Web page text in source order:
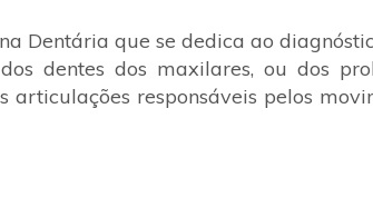
Dentária que se dedica ao
dentes dos maxilares, ou dos
articulações responsáveis pelos